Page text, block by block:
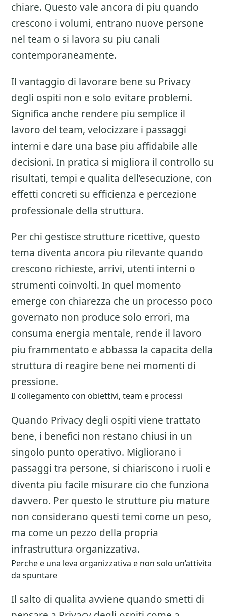
chiare. Questo vale ancora di piu quando
crescono i volumi, entrano nuove persone
nel team o si lavora su piu canali
contemporaneamente.
Il vantaggio di lavorare bene su Privacy
degli ospiti non e solo evitare problemi.
Significa anche rendere piu semplice il
lavoro del team, velocizzare i passaggi
interni e dare una base piu affidabile alle
decisioni. In pratica si migliora il controllo su
risultati, tempi e qualita dell’esecuzione, con
effetti concreti su efficienza e percezione
professionale della struttura.
Per chi gestisce strutture ricettive, questo
tema diventa ancora piu rilevante quando
crescono richieste, arrivi, utenti interni o
strumenti coinvolti. In quel momento
emerge con chiarezza che un processo poco
governato non produce solo errori, ma
consuma energia mentale, rende il lavoro
piu frammentato e abbassa la capacita della
struttura di reagire bene nei momenti di
pressione.
Il collegamento con obiettivi, team e processi
Quando Privacy degli ospiti viene trattato
bene, i benefici non restano chiusi in un
singolo punto operativo. Migliorano i
passaggi tra persone, si chiariscono i ruoli e
diventa piu facile misurare cio che funziona
davvero. Per questo le strutture piu mature
non considerano questi temi come un peso,
ma come un pezzo della propria
infrastruttura organizzativa.
Perche e una leva organizzativa e non solo un’attivita
da spuntare
Il salto di qualita avviene quando smetti di